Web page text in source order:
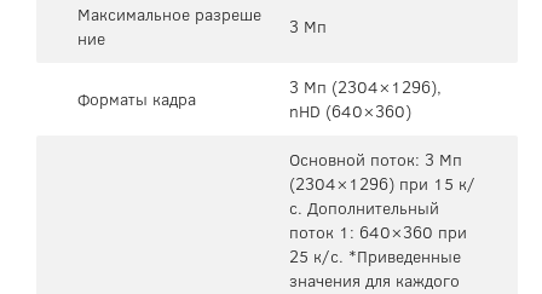
Максимальное разреше
ние
3 Мп
Форматы кадра
3 Mп (2304×1296),
nHD (640×360)
Основной поток: 3 Мп
(2304×1296) при 15 к/
с. Дополнительный
поток 1: 640×360 при
25 к/с. *Приведенные
значения для каждого